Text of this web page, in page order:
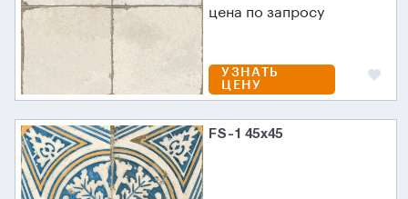
цена по запросу
УЗНАТЬ
ЦЕНУ
FS-1 45х45